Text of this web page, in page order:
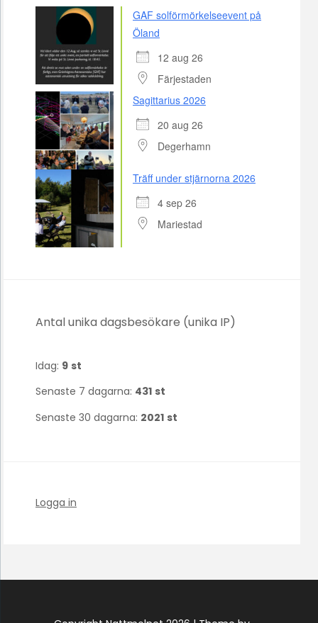
GAF solförmörkelseevent på
Öland
12 aug 26
Färjestaden
Sagittarius 2026
20 aug 26
Degerhamn
Träff under stjärnorna 2026
4 sep 26
Mariestad
Antal unika dagsbesökare (unika IP)
Idag: 9 st
Senaste 7 dagarna: 431 st
Senaste 30 dagarna: 2021 st
Logga in